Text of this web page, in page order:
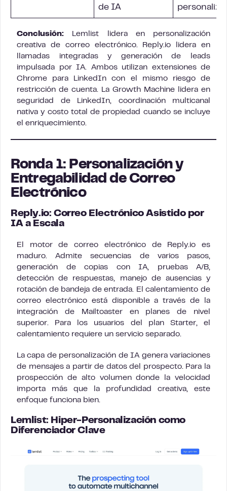
de IA
Conclusión: Lemlist lidera en personalización
creativa de correo electrónico. Reply.io lidera en
llamadas integradas y generación de leads
impulsada por IA. Ambos utilizan extensiones de
Chrome para LinkedIn con el mismo riesgo de
restricción de cuenta. La Growth Machine lidera en
seguridad de LinkedIn, coordinación multicanal
nativa y costo total de propiedad cuando se incluye
el enriquecimiento.
Ronda 1: Personalización y
Entregabilidad de Correo
Electrónico
Reply.io: Correo Electrónico Asistido por
IA a Escala
El motor de correo electrónico de Reply.io es
maduro. Admite secuencias de varios pasos,
generación de copias con IA, pruebas A/B,
detección de respuestas, manejo de ausencias y
rotación de bandeja de entrada. El calentamiento de
correo electrónico está disponible a través de la
integración de Mailtoaster en planes de nivel
superior. Para los usuarios del plan Starter, el
calentamiento requiere un servicio separado.
La capa de personalización de IA genera variaciones
de mensajes a partir de datos del prospecto. Para la
prospección de alto volumen donde la velocidad
importa más que la profundidad creativa, este
enfoque funciona bien.
Lemlist: Hiper-Personalización como
Diferenciador Clave